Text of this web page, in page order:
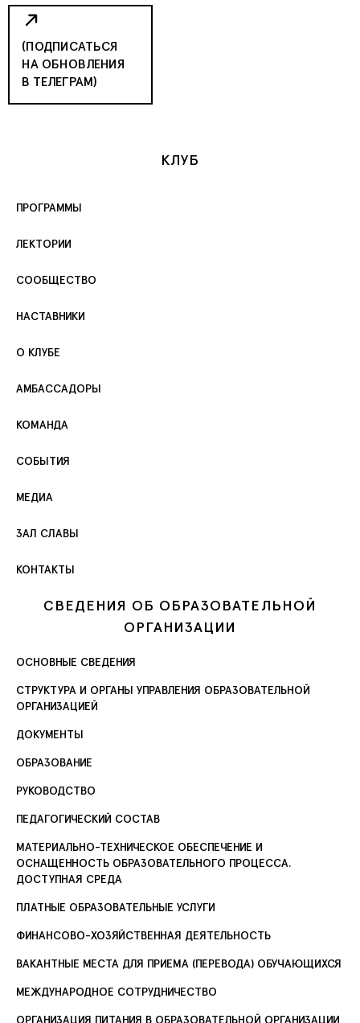
(ПОДПИСАТЬСЯ
НА ОБНОВЛЕНИЯ
В ТЕЛЕГРАМ)
КЛУБ
ПРОГРАММЫ
ЛЕКТОРИИ
СООБЩЕСТВО
НАСТАВНИКИ
О КЛУБЕ
АМБАССАДОРЫ
КОМАНДА
СОБЫТИЯ
МЕДИА
ЗАЛ СЛАВЫ
КОНТАКТЫ
СВЕДЕНИЯ ОБ ОБРАЗОВАТЕЛЬНОЙ
ОРГАНИЗАЦИИ
ОСНОВНЫЕ СВЕДЕНИЯ
СТРУКТУРА И ОРГАНЫ УПРАВЛЕНИЯ ОБРАЗОВАТЕЛЬНОЙ
ОРГАНИЗАЦИЕЙ
ДОКУМЕНТЫ
ОБРАЗОВАНИЕ
РУКОВОДСТВО
ПЕДАГОГИЧЕСКИЙ СОСТАВ
МАТЕРИАЛЬНО-ТЕХНИЧЕСКОЕ ОБЕСПЕЧЕНИЕ И
ОСНАЩЕННОСТЬ ОБРАЗОВАТЕЛЬНОГО ПРОЦЕССА.
ДОСТУПНАЯ СРЕДА
ПЛАТНЫЕ ОБРАЗОВАТЕЛЬНЫЕ УСЛУГИ
ФИНАНСОВО-ХОЗЯЙСТВЕННАЯ ДЕЯТЕЛЬНОСТЬ
ВАКАНТНЫЕ МЕСТА ДЛЯ ПРИЕМА (ПЕРЕВОДА) ОБУЧАЮЩИХСЯ
МЕЖДУНАРОДНОЕ СОТРУДНИЧЕСТВО
ОРГАНИЗАЦИЯ ПИТАНИЯ В ОБРАЗОВАТЕЛЬНОЙ ОРГАНИЗАЦИИ